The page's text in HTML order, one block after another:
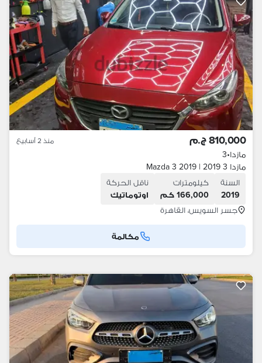
810,000 ج.م منذ 2 أسابيع
مازدا•
3
مازدا 3 2019 | Mazda 3 2019
السنة
2019
كيلومترات
166,000 كم
ناقل الحركة
اوتوماتيك
جسر السويس، القاهرة
مكالمة